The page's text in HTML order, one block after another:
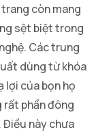
còn mang
sệt biệt trong
Các trung
dùng từ khóa
lợi của bọn họ
rất phần đông
Điều này chưa